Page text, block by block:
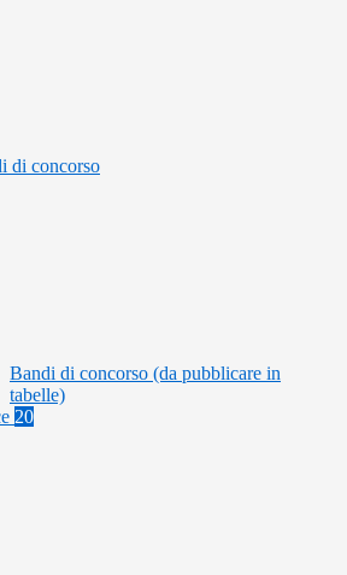
di concorso
Bandi di concorso (da pubblicare in
tabelle)
20